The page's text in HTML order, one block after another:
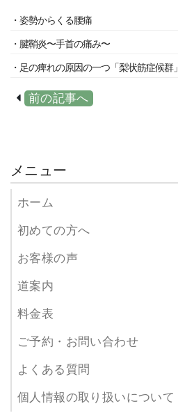
・姿勢からくる腰痛
・腱鞘炎〜手首の痛み〜
・足の痺れの原因の一つ「梨状筋症候群」
前の記事へ
メニュー
ホーム
初めての方へ
お客様の声
道案内
料金表
ご予約・お問い合わせ
よくある質問
個人情報の取り扱いについて